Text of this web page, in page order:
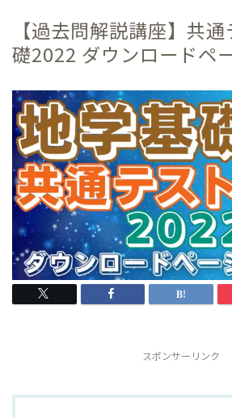
【過去問解説講座】共
礎2022 ダウンロードペ
スポンサーリンク